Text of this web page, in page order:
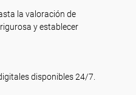
la valoración de
y establecer
disponibles 24/7.